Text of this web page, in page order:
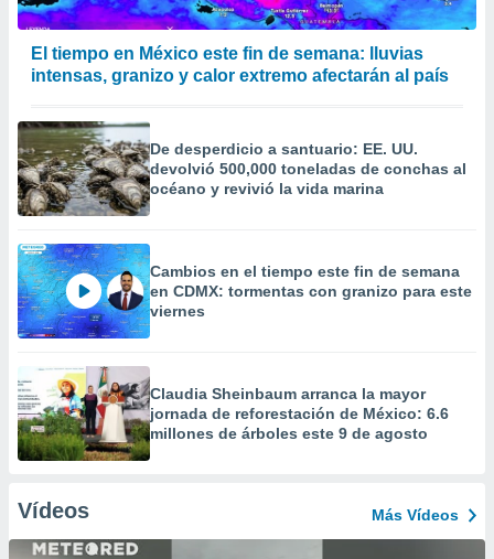
El tiempo en México este fin de semana: lluvias
intensas, granizo y calor extremo afectarán al país
De desperdicio a santuario: EE. UU.
devolvió 500,000 toneladas de conchas al
océano y revivió la vida marina
Cambios en el tiempo este fin de semana
en CDMX: tormentas con granizo para este
viernes
Claudia Sheinbaum arranca la mayor
jornada de reforestación de México: 6.6
millones de árboles este 9 de agosto
Vídeos Más Vídeos